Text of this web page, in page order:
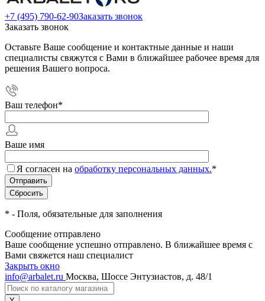
+7 (495) 790-62-90Заказать звонок
Заказать звонок
Оставьте Ваше сообщение и контактные данные и наши
специалисты свяжутся с Вами в ближайшее рабочее время для
решения Вашего вопроса.
Ваш телефон*
Ваше имя
Я согласен на обработку персональных данных.*
* - Поля, обязательные для заполнения
Сообщение отправлено
Ваше сообщение успешно отправлено. В ближайшее время с
Вами свяжется наш специалист
Закрыть окно
info@arbalet.ru Москва, Шоссе Энтузиастов, д. 48/1